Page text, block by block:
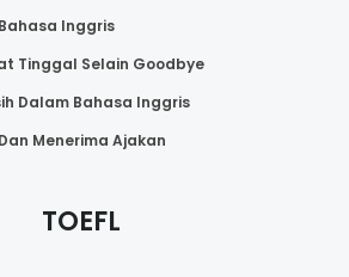
Inggris
Tinggal Selain Goodbye
Dalam Bahasa Inggris
Menerima Ajakan
TOEFL